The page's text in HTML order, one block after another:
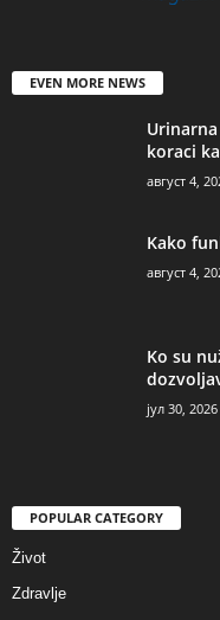
EVEN MORE NEWS
koraci
август 4,
Kako
август 4,
Ko su
јул 30, 2026
POPULAR CATEGORY
Život
Zdravlje